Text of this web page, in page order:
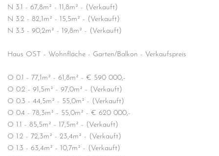
N 3.1 - 67,8m² - 11,8m² - (Verkauft)
N 3.2 - 82,1m² - 15,5m² - (Verkauft)
N 3.3 - 90,2m² - 19,8m² - (Verkauft)
Haus OST - Wohnfläche - Garten/Balkon - Verkaufspreis
O 0.1 - 77,1m² - 61,8m² - € 590 000,-
O 0.2 - 91,5m² - 97,0m² - (Verkauft)
O 0.3 - 44,5m² - 55,0m² - (Verkauft)
O 0.4 - 78,3m² - 55,0m² - € 620 000,-
O 1.1 - 85,5m² - 17,5m² - (Verkauft)
O 1.2 - 72,3m² - 23,4m² - (Verkauft)
O 1.3 - 63,4m² - 10,7m² - (Verkauft)